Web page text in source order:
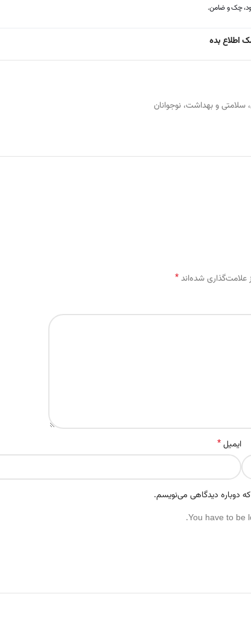
اطلاع بده
،سلامتی و بهداشت،نوجوانان
شده‌اند*
ایمیل*
دوباره دیدگاهی می‌نویسم.
You have to be